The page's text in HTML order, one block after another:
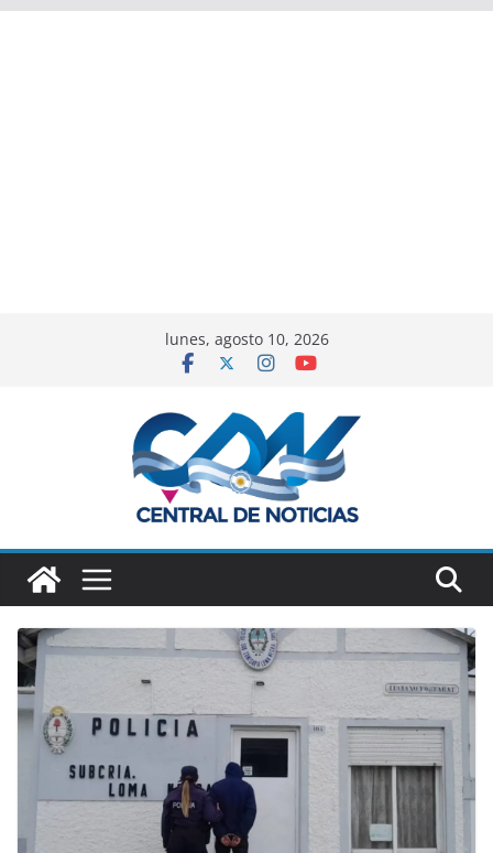
lunes, agosto 10, 2026